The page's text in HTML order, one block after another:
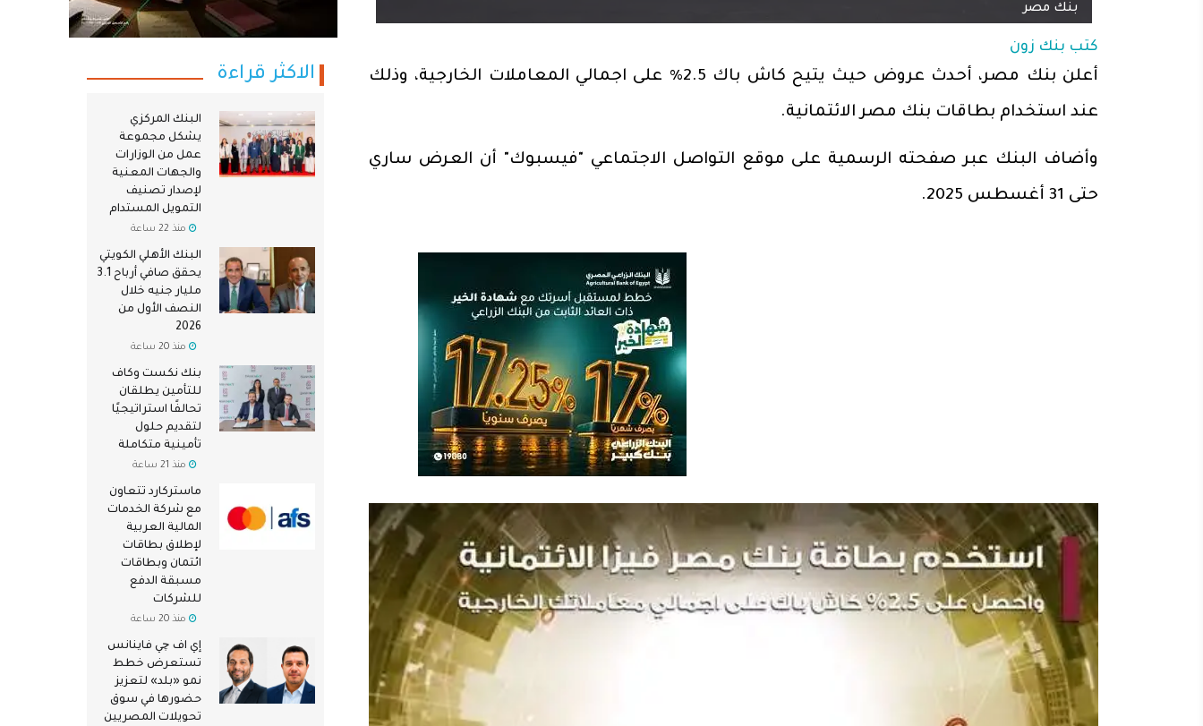
بنك مصر
كتب بنك زون
أعلن بنك مصر، أحدث عروض حيث يتيح كاش باك 2.5% على اجمالي المعاملات الخارجية، وذلك
عند استخدام بطاقات بنك مصر الائتمانية.
وأضاف البنك عبر صفحته الرسمية على موقع التواصل الاجتماعي "فيسبوك" أن العرض ساري
حتى 31 أغسطس 2025.
الاكثر قراءة
البنك المركزي
يشكل مجموعة
عمل من الوزارات
والجهات المعنية
لإصدار تصنيف
التمويل المستدام
منذ 22 ساعة
البنك الأهلي الكويتي
يحقق صافي أرباح 3.1
مليار جنيه خلال
النصف الأول من
2026
منذ 20 ساعة
بنك نكست وكاف
للتأمين يطلقان
تحالفًا استراتيجيًا
لتقديم حلول
تأمينية متكاملة
منذ 21 ساعة
ماستركارد تتعاون
مع شركة الخدمات
المالية العربية
لإطلاق بطاقات
ائتمان وبطاقات
مسبقة الدفع
للشركات
منذ 20 ساعة
إي اف چي فاينانس
تستعرض خطط
نمو «بلد» لتعزيز
حضورها في سوق
تحويلات المصريين